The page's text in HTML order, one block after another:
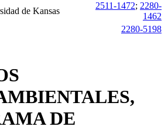
de Kansas
2511-1472; 2280-
1462
2280-5198
DE